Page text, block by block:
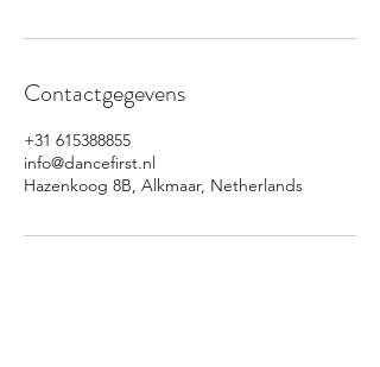
Contactgegevens
+31 615388855
info@dancefirst.nl
Hazenkoog 8B, Alkmaar, Netherlands